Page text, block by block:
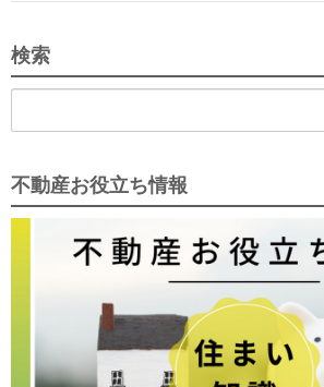
検索
不動産お役立ち情報